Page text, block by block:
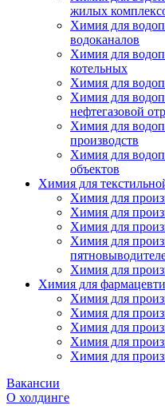
жилых
Химия для
водоканалов
Химия для
котельных
Химия для
Химия для
нефтегазовой
Химия для
производств
Химия для
объектов
Химия для
Химия для
Химия для
Химия для
Химия для
Химия для
Химия для
Химия для
Химия для
Химия для
Химия для
Химия для
Вакансии
О холдинге